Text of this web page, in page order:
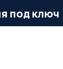
под ключ